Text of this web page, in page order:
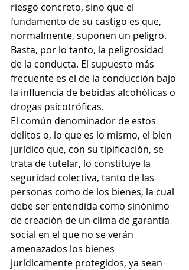
riesgo concreto, sino que el
fundamento de su castigo es que,
normalmente, suponen un peligro.
Basta, por lo tanto, la peligrosidad
de la conducta. El supuesto más
frecuente es el de la conducción bajo
la influencia de bebidas alcohólicas o
drogas psicotróficas.
El común denominador de estos
delitos o, lo que es lo mismo, el bien
jurídico que, con su tipificación, se
trata de tutelar, lo constituye la
seguridad colectiva, tanto de las
personas como de los bienes, la cual
debe ser entendida como sinónimo
de creación de un clima de garantía
social en el que no se verán
amenazados los bienes
jurídicamente protegidos, ya sean